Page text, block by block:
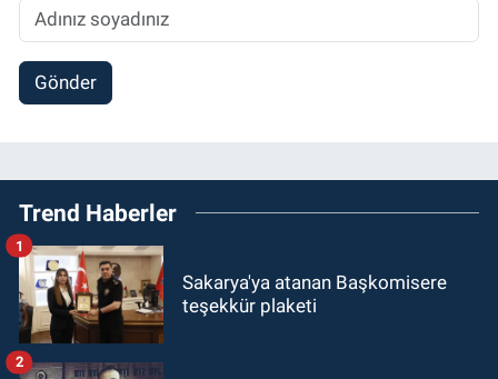
Gönder
Trend Haberler
Sakarya'ya atanan Başkomisere
teşekkür plaketi
1
2